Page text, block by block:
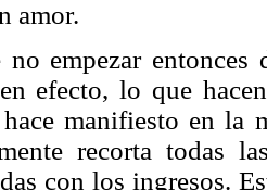
amor.
no empezar
efecto, lo que
manifiesto en la
recorta todas
con los ingresos.